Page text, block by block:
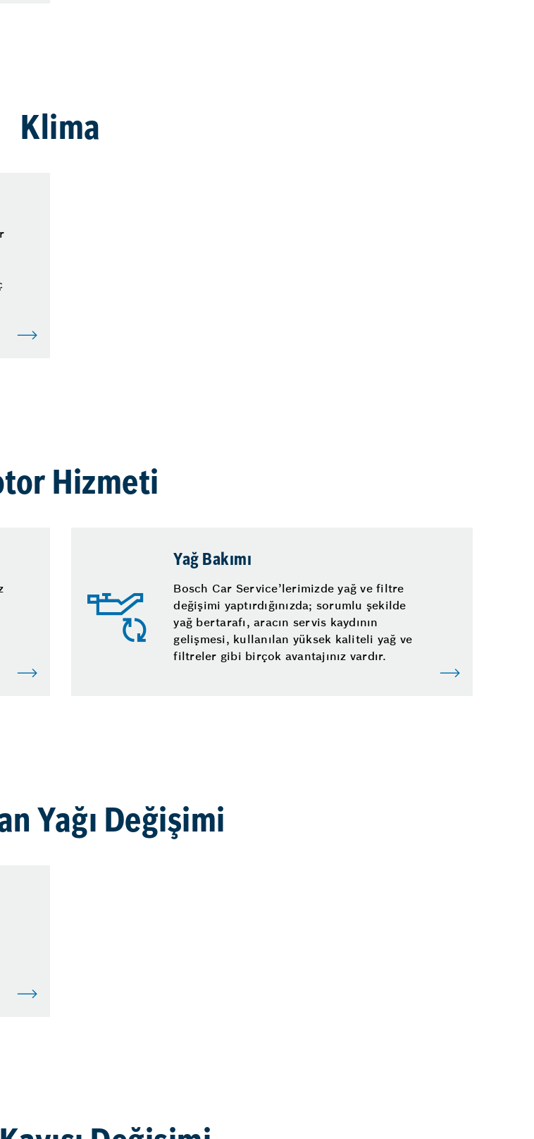
Klima
Hizmeti
Yağ Bakımı
Bosch Car Service’lerimizde yağ ve filtre
değişimi yaptırdığınızda; sorumlu şekilde
yağ bertarafı, aracın servis kaydının
gelişmesi, kullanılan yüksek kaliteli yağ ve
filtreler gibi birçok avantajınız vardır.
Yağı Değişimi